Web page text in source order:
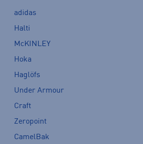
adidas
Halti
McKINLEY
Hoka
Haglöfs
Under Armour
Craft
Zeropoint
CamelBak